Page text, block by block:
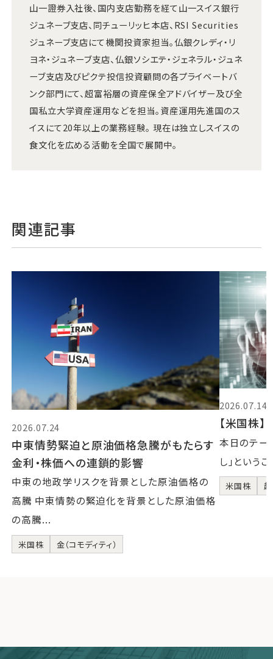
山一證券入社後、国内支店勤務を経て山一スイス銀行
ジュネーブ支店、同チューリッヒ本店、RSI Securities
ジュネーブ支店にて機関投資家担当。仏銀クレディ・リ
ヨネ・ジュネーブ支店、仏銀ソシエテ・ジェネラル・ジュネ
ーブ支店及びピクテ投信投資顧問の各プライベートバ
ンク部門にて、超富裕層の資産保全アドバイザー及び全
国私立大学資産運用などを担当。資産運用先進国のス
イスにて20年以上の業務経験。 現在は独立しスイスの
食文化を広める活動を全国で展開中。
関連記事
2026.07.24
中東情勢緊迫と原油価格急騰がもたらす
金利・株価への連鎖的影響
中東の地政学リスクを背景とした原油価格の
高騰 中東情勢の緊迫化を背景とした原油価格
の高騰...
米国株 金（コモディティ）
2026.07.14
【米国株
本日のテー
し」という
米国株